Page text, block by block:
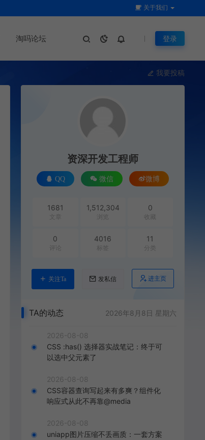
关于我们
淘吗论坛 登录
我要投稿
资深开发工程师
QQ 微信 微博
1681
文章
1,512,304
浏览
0
收藏
0
评论
4016
标签
11
分类
关注Ta 发私信 进主页
TA的动态 2026年8月8日 星期六
2026-08-08
CSS :has() 选择器实战笔记：终于可
以选中父元素了
2026-08-08
CSS容器查询写起来有多爽？组件化
响应式从此不再靠@media
2026-08-08
uniapp图片压缩不丢画质：一套方案